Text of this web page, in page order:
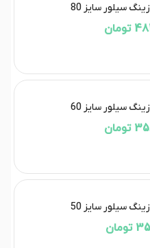
سیلور سایز 80
سیلور سایز 60
سیلور سایز 50